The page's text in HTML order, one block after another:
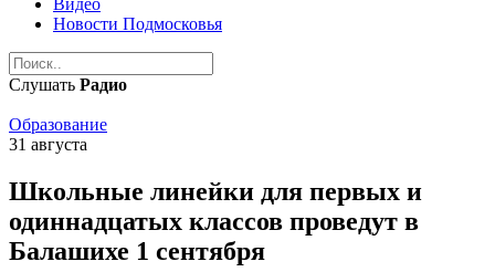
Видео
Новости Подмосковья
Слушать Радио
Образование
31 августа
Школьные линейки для первых и
одиннадцатых классов проведут в
Балашихе 1 сентября